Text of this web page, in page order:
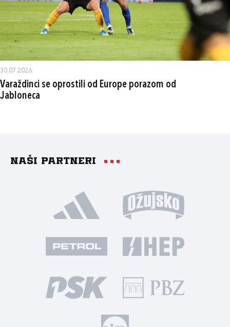
30.07.2026.
Varaždinci se oprostili od Europe porazom od
Jabloneca
Naši partneri